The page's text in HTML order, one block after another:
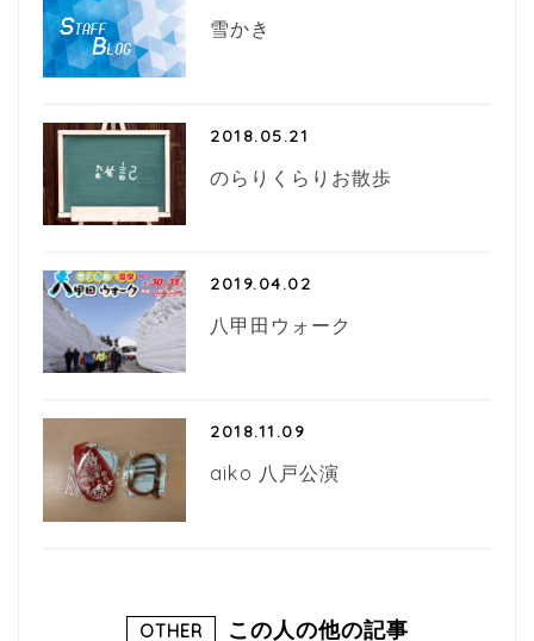
雪かき
2018.05.21
のらりくらりお散歩
2019.04.02
八甲田ウォーク
2018.11.09
aiko 八戸公演
OTHER この人の他の記事